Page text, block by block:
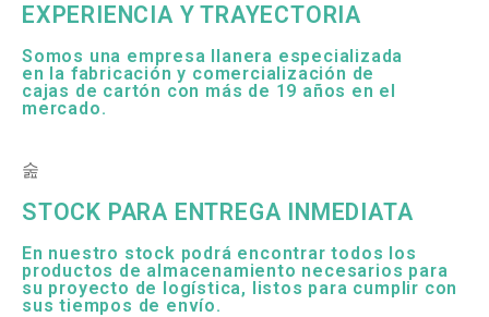
EXPERIENCIA Y TRAYECTORIA
Somos una empresa llanera especializada
en la fabricación y comercialización de
cajas de cartón con más de 19 años en el
mercado.
STOCK PARA ENTREGA INMEDIATA
En nuestro stock podrá encontrar todos los
productos de almacenamiento necesarios para
su proyecto de logística, listos para cumplir con
sus tiempos de envío.